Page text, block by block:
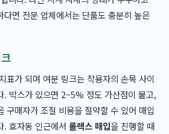
면 전문 업체에서는 단품도 충분히 높은
표가 되며 여분 링크는 착용자의 손목 사이
. 박스가 있으면 2~5% 정도 가산점이 붙고,
구매자가 조절 비용을 절약할 수 있어 매입
. 효자동 인근에서 롤렉스 매입을 진행할 때